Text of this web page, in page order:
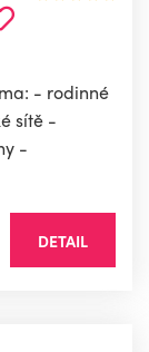
- rodinné
sítě -
-
DETAIL